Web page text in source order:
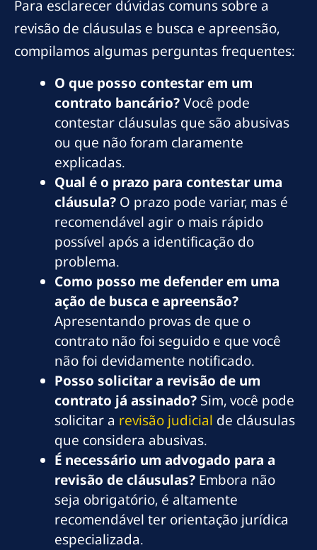
Para esclarecer dúvidas comuns sobre a
revisão de cláusulas e busca e apreensão,
compilamos algumas perguntas frequentes:
O que posso contestar em um
contrato bancário?Você pode
contestar cláusulas que são abusivas
ou que não foram claramente
explicadas.
Qual é o prazo para contestar uma
cláusula? O prazo pode variar, mas é
recomendável agir o mais rápido
possível após a identificação do
problema.
Como posso me defender em uma
ação de busca e apreensão?
Apresentando provas de que o
contrato não foi seguido e que você
não foi devidamente notificado.
Posso solicitar a revisão de um
contrato já assinado? Sim, você pode
solicitar a revisão judicial de cláusulas
que considera abusivas.
É necessário um advogado para a
revisão de cláusulas? Embora não
seja obrigatório, é altamente
recomendável ter orientação jurídica
especializada.